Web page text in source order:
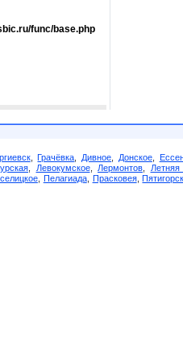
func/base.php
,Грачёвка Дивное Донское,
Левокумское, Лермонтов
, Пелагиада, Прасковея,Пятигорск